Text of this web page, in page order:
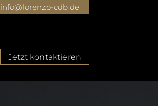
Jetzt kontaktieren
info@lorenzo-cdb.de